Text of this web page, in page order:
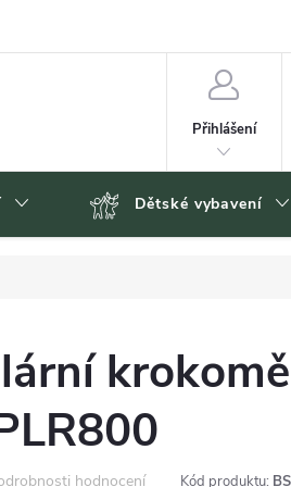
Přihlášení
Dětské vybavení
hodnocení Kód produktu: